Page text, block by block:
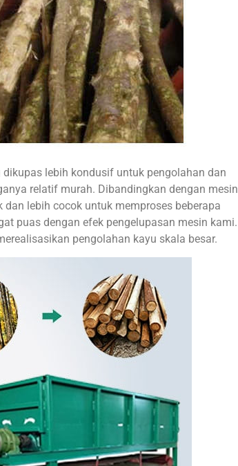
lebih kondusif untuk pengolahan dan
relatif murah. Dibandingkan dengan mesin
lebih cocok untuk memproses beberapa
puas dengan efek pengelupasan mesin kami.
pengolahan kayu skala besar.